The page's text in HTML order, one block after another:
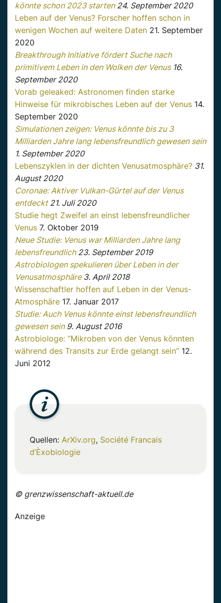
könnte schon 2023 starten24. September 2020
Leben auf der Venus? Forscher hoffen schon in
wenigen Wochen auf weitere Daten 21. September
2020
Breakthrough Initiative fördert Suche nach
primitivem Leben in den Wolken der Venus16.
September 2020
Vorab geleaked: Astronomen finden starke
Hinweise für mikrobisches Leben auf der Venus 14.
September 2020
Simulationen zeigen: Venus könnte bis zu 3
Milliarden Jahre lang lebensfreundlich gewesen sein
1. September 2020
Lebenszyklen in der dichten Venusatmosphäre? 31.
August 2020
Coronae: Aktiver Vulkan-Gürtel auf der Venus
entdeckt21. Juli 2020
Studie hegt Zweifel an einst lebensfreundlicher
Venus 7. Oktober 2019
Neue Studie: Venus war Milliarden Jahre lang
lebensfreundlich23. September 2019
Astrobiologen spekulieren über Leben in der
Venusatmosphäre3. April 2018
Wissenschaftler hoffen auf Leben in der Venus-
Atmosphäre 17. Januar 2017
Studie: Auch Venus könnte einst lebensfreundlich
gewesen sein9. August 2016
Astrobiologe: “Mikroben von der Venus könnten
während des Transits zur Erde gelangt sein” 12.
Juni 2012
Quellen: ArXiv.org, Société Francais
d’Èxobiologie
© grenzwissenschaft-aktuell.de
Anzeige